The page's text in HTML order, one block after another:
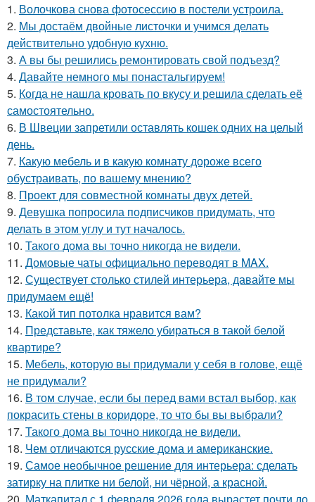
1. Волочкова снова фотосессию в постели устроила.
2. Мы достаём двойные листочки и учимся делать
действительно удобную кухню.
3. А вы бы решились ремонтировать свой подъезд?
4. Давайте немного мы понастальгируем!
5. Когда не нашла кровать по вкусу и решила сделать её
самостоятельно.
6. В Швеции запретили оставлять кошек одних на целый
день.
7. Какую мебель и в какую комнату дороже всего
обустраивать, по вашему мнению?
8. Проект для совместной комнаты двух детей.
9. Девушка попросила подписчиков придумать, что
делать в этом углу и тут началось.
10. Такого дома вы точно никогда не видели.
11. Домовые чаты официально переводят в MAX.
12. Существует столько стилей интерьера, давайте мы
придумаем ещё!
13. Какой тип потолка нравится вам?
14. Представьте, как тяжело убираться в такой белой
квартире?
15. Мебель, которую вы придумали у себя в голове, ещё
не придумали?
16. В том случае, если бы перед вами встал выбор, как
покрасить стены в коридоре, то что бы вы выбрали?
17. Такого дома вы точно никогда не видели.
18. Чем отличаются русские дома и американские.
19. Самое необычное решение для интерьера: сделать
затирку на плитке ни белой, ни чёрной, а красной.